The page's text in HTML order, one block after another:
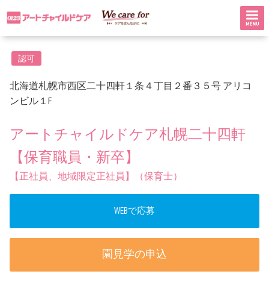
認可
北海道札幌市西区二十四軒１条４丁目２番３５号 アリコ
ンビル１F
アートチャイルドケア札幌二十四軒
【保育職員・新卒】
【正社員、地域限定正社員】（保育士）
WEBで応募
園見学の申込